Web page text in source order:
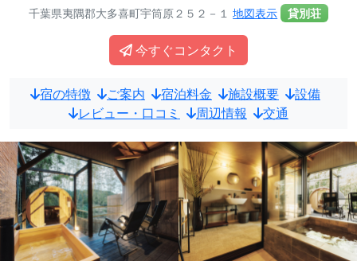
千葉県夷隅郡大多喜町宇筒原２５２－１地図表示 貸別荘
今すぐコンタクト
宿の特徴 ご案内 宿泊料金 施設概要
設備
レビュー・口コミ
周辺情報 交通